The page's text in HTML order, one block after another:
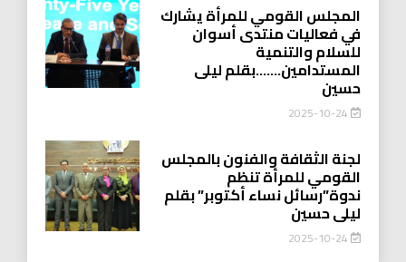
المجلس القومي للمرأة يشارك
في فعاليات منتدى أسوان
للسلام والتنمية
المستدامين…….بقلم ليلى
حسين
2025-10-24
لجنة الثقافة والفنون بالمجلس
القومي للمرأة تنظم
ندوة”رسائل نساء أكتوبر” بقلم
ليلى حسين
2025-10-24